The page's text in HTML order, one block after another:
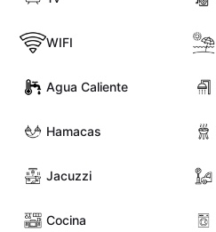
WIFI
Agua Caliente
Hamacas
Jacuzzi
Cocina